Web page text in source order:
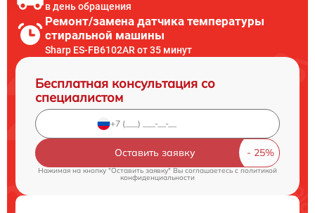
в день обращения
Ремонт/замена датчика температуры
стиральной машины
Sharp ES-FB6102AR от 35 минут
Бесплатная консультация со
специалистом
Оставить заявку
Нажимая на кнопку "Оставить заявку" Вы соглашаетесь cполитикой
конфиденциальности